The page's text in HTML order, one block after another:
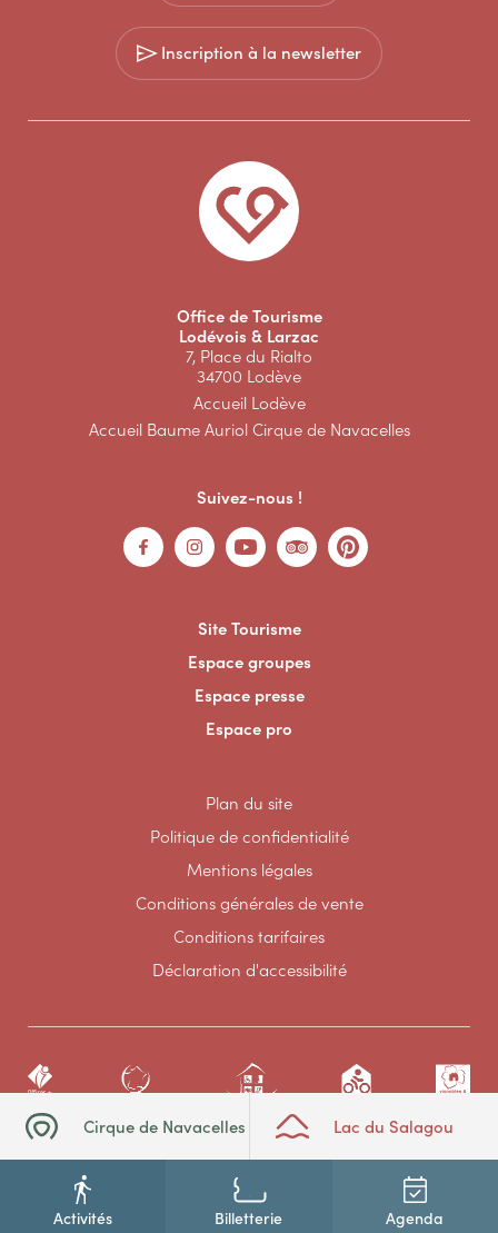
Cirque de Navacelles Lac du Salagou
Activités Billetterie Agenda
Inscription à la newsletter
Office de Tourisme
Lodévois & Larzac
7, Place du Rialto
34700 Lodève
Accueil Lodève
Accueil Baume Auriol Cirque de Navacelles
Suivez-nous !
Site Tourisme
Espace groupes
Espace presse
Espace pro
Plan du site
Politique de confidentialité
Mentions légales
Conditions générales de vente
Conditions tarifaires
Déclaration d'accessibilité